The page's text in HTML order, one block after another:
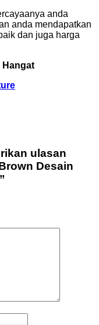
anda
anda mendapatkan
dan juga harga
Hangat
ulasan
Desain